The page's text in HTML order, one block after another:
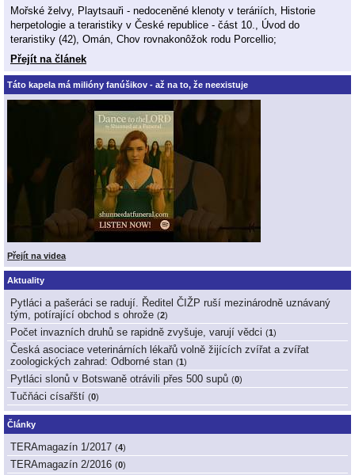
Mořské želvy, Playtsauři - nedoceněné klenoty v teráriích, Historie
herpetologie a teraristiky v České republice - část 10., Úvod do
teraristiky (42), Omán, Chov rovnakonôžok rodu Porcellio;
Přejít na článek
Táto kapela má milióny fanúšikov - až na to, že neexistuje
Přejít na videa
Aktuality
Pytláci a pašeráci se radují. Ředitel ČIŽP ruší mezinárodně uznávaný
tým, potírající obchod s ohrože (2)
Počet invazních druhů se rapidně zvyšuje, varují vědci (1 )
Česká asociace veterinárních lékařů volně žijících zvířat a zvířat
zoologických zahrad: Odborné stan (1 )
Pytláci slonů v Botswaně otrávili přes 500 supů (0)
Tučňáci císařští (0)
Články
TERAmagazín 1/2017 (4)
TERAmagazín 2/2016 (0)